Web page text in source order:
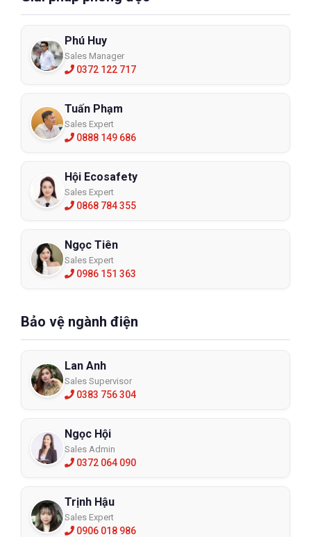
Phú Huy
Sales Manager
0372 122 717
Tuấn Phạm
Sales Expert
0888 149 686
Hội Ecosafety
Sales Expert
0868 784 355
Ngọc Tiên
Sales Expert
0986 151 363
Bảo vệ ngành điện
Lan Anh
Sales Supervisor
0383 756 304
Ngọc Hội
Sales Admin
0372 064 090
Trịnh Hậu
Sales Expert
0906 018 986